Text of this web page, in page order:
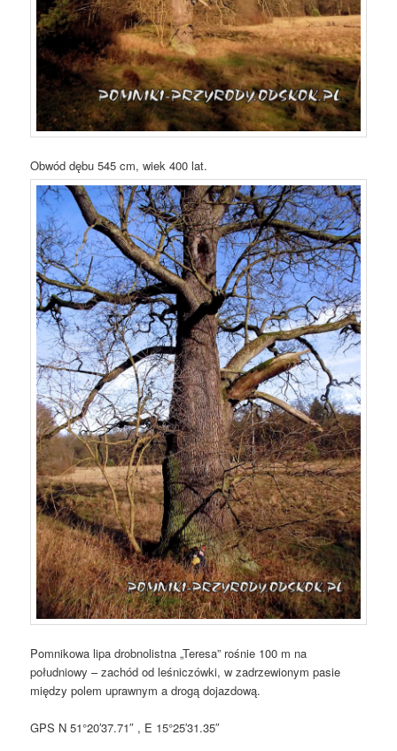
Obwód dębu 545 cm, wiek 400 lat.
Pomnikowa lipa drobnolistna „Teresa” rośnie 100 m na
południowy – zachód od leśniczówki, w zadrzewionym pasie
między polem uprawnym a drogą dojazdową.
GPS N 51°20′37.71″ , E 15°25′31.35″